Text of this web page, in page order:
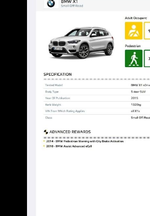
該」不會偷安全配備 2.比起
半喜歡 看到GO車誌影片去採
予拍攝之後，就覺得有鬼，一
BMW連這 種安全配備都要偷
https://i.mopix.cc/gG2Nj9.jpg
是入門車，但你好歹也是豪華品